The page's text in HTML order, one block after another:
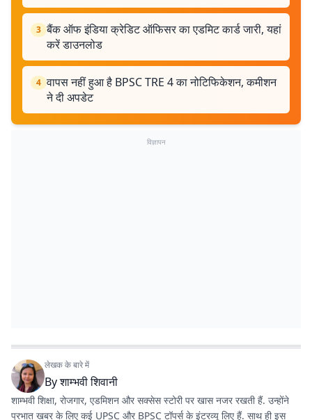
3 बैंक ऑफ इंडिया क्रेडिट ऑफिसर का एडमिट कार्ड जारी, यहां
करें डाउनलोड
4 वापस नहीं हुआ है BPSC TRE 4 का नोटिफिकेशन, कमीशन
ने दी अपडेट
विज्ञापन
लेखक के बारे में
Byशाम्भवी शिवानी
शाम्भवी शिक्षा, रोजगार, एडमिशन और सक्सेस स्टोरी पर खास नजर रखती हैं. उन्होंने
प्रभात खबर के लिए कई UPSC और BPSC टॉपर्स के इंटरव्यू लिए हैं. साथ ही इस